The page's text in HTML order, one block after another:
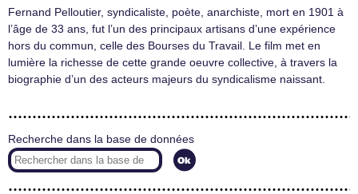
Fernand Pelloutier, syndicaliste, poète, anarchiste, mort en 1901 à
l’âge de 33 ans, fut l’un des principaux artisans d’une expérience
hors du commun, celle des Bourses du Travail. Le film met en
lumière la richesse de cette grande oeuvre collective, à travers la
biographie d’un des acteurs majeurs du syndicalisme naissant.
Recherche dans la base de données